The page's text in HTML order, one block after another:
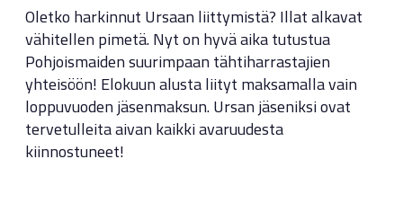
Oletko harkinnut Ursaan liittymistä? Illat alkavat
vähitellen pimetä. Nyt on hyvä aika tutustua
Pohjoismaiden suurimpaan tähtiharrastajien
yhteisöön! Elokuun alusta liityt maksamalla vain
loppuvuoden jäsenmaksun. Ursan jäseniksi ovat
tervetulleita aivan kaikki avaruudesta
kiinnostuneet!